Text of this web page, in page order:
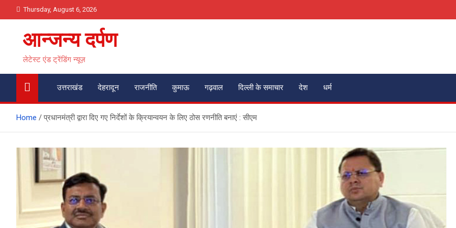
to
Thursday, August 6, 2026
आन्जन्य दर्पण
लेटेस्ट एंड ट्रेंडिंग न्यूज़
उत्तराखंड देहरादून राजनीति कुमाऊ गढ़वाल दिल्ली के समाचार देश धर्म
Home प्रधानमंत्री द्वारा दिए गए निर्देशों के क्रियान्वयन के लिए ठोस रणनीति बनाएं : सीएम